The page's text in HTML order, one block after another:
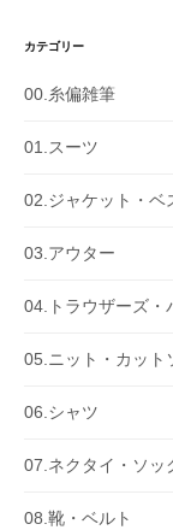
カテゴリー
00.糸偏雑筆
01.スーツ
02.ジャケット・ベ
03.アウター
04.トラウザーズ・
05.ニット・カット
06.シャツ
07.ネクタイ・ソッ
08.靴・ベルト